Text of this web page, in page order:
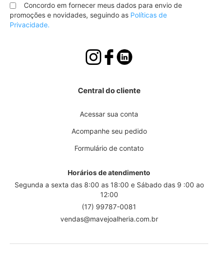
nossa
Newsletter:
Concordo em fornecer meus dados para envio de
promoções e novidades, seguindo as Políticas de
Privacidade.
Central do cliente
Acessar sua conta
Acompanhe seu pedido
Formulário de contato
Horários de atendimento
Segunda a sexta das 8:00 as 18:00 e Sábado das 9 :00 ao
12:00
(17) 99787-0081
vendas@mavejoalheria.com.br